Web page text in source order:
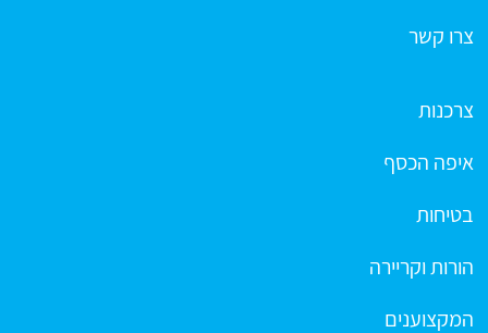
צרו קשר
צרכנות
איפה הכסף
בטיחות
הורות וקריירה
המקצוענים